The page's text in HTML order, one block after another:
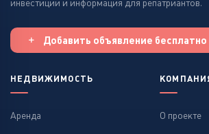
инвестиции и информация для репатриантов.
Добавить объявление бесплатно
НЕДВИЖИМОСТЬ
Аренда О проекте